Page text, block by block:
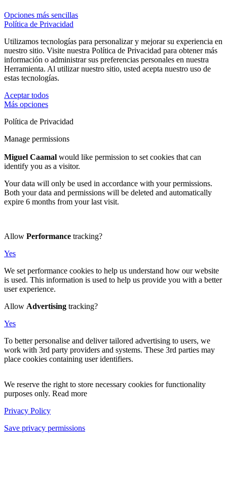
Opciones más sencillas
Política de Privacidad
Utilizamos tecnologías para personalizar y mejorar su experiencia en
nuestro sitio. Visite nuestra Política de Privacidad para obtener más
información o administrar sus preferencias personales en nuestra
Herramienta. Al utilizar nuestro sitio, usted acepta nuestro uso de
estas tecnologías.
Aceptar todos
Más opciones
Política de Privacidad
Manage permissions
Miguel Caamal would like permission to set cookies that can
identify you as a visitor.
Your data will only be used in accordance with your permissions.
Both your data and permissions will be deleted and automatically
expire 6 months from your last visit.
Allow Performance tracking?
Yes
We set performance cookies to help us understand how our website
is used. This information is used to help us provide you with a better
user experience.
Allow Advertising tracking?
Yes
To better personalise and deliver tailored advertising to users, we
work with 3rd party providers and systems. These 3rd parties may
place cookies containing user identifiers.
We reserve the right to store necessary cookies for functionality
purposes only. Read more
Privacy Policy
Save privacy permissions